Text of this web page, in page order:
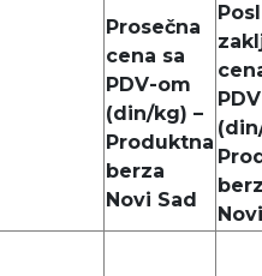
Prosečna
cena sa
PDV-om
(din/kg) –
Produktna
berza
Novi Sad